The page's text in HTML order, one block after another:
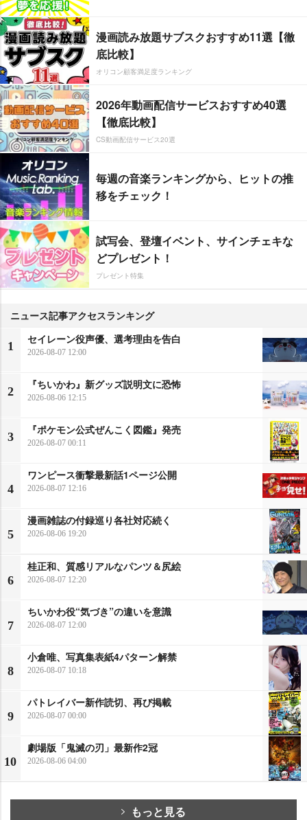
漫画読み放題サブスクおすすめ11選【徹
底比較】
オリコン顧客満足度ランキング
2026年動画配信サービスおすすめ40選
【徹底比較】
CS動画配信サービス20選
毎週の音楽ランキングから、ヒットの推
移をチェック！
試写会、登壇イベント、サインチェキな
どプレゼント！
プレゼント特集
ニュース記事アクセスランキング
1
セイレーン役声優、選考理由を告白
2026-08-07 12:00
2
『ちいかわ』新グッズ説明文に恐怖
2026-08-06 12:15
3
『ポケモン公式ぜんこく図鑑』発売
2026-08-07 00:11
4
ワンピース衝撃最新話1ページ公開
2026-08-07 12:16
5
漫画雑誌の付録巡り各社対応続く
2026-08-06 19:20
6
桂正和、質感リアルなパンツ＆尻絵
2026-08-07 12:20
7
ちいかわ役“気づき”の違いを意識
2026-08-07 12:00
8
小倉唯、写真集表紙4パターン解禁
2026-08-07 10:18
9
パトレイバー新作読切、再び掲載
2026-08-07 00:00
10
劇場版「鬼滅の刃」最新作2冠
2026-08-06 04:00
もっと見る